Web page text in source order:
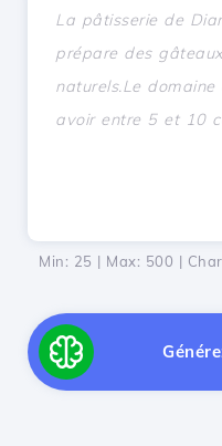
Min: 25 | Max: 500 |